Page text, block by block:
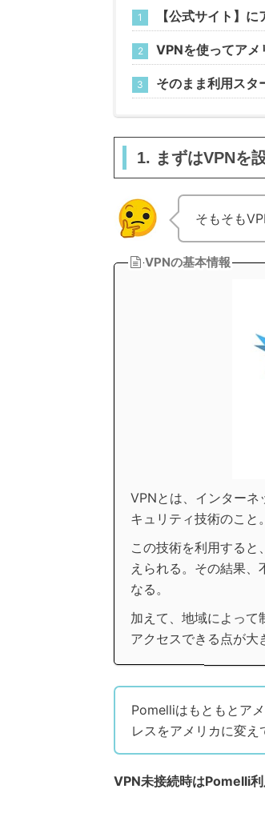
【公式サイト】
VPNを使ってアメ
そのまま利用スタ
1. まずはVPNを
そもそも
VPNの基本情報
VPNとは、インターネ
キュリティ技術のこと。
この技術を利用する
えられる。その結果
なる。
加えて、地域によって
アクセスできる点が大
Pomelliはもともとア
レスをアメリカに変え
VPN未接続時はPomelli